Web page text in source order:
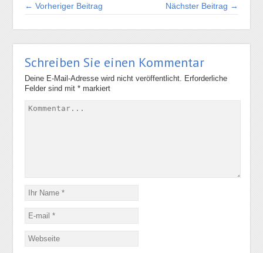
← Vorheriger Beitrag Nächster Beitrag →
Schreiben Sie einen Kommentar
Deine E-Mail-Adresse wird nicht veröffentlicht. Erforderliche
Felder sind mit* markiert